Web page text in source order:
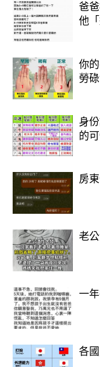
結局：
感情若不刻
→ 室友 → 路
③ 同星座組
最典型：
天蠍 × 天蠍
羊
爸
他
你
勞碌
身
的可
房
老
一
各